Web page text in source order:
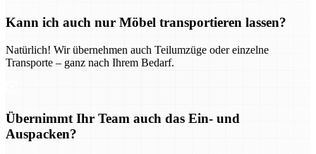
Kann ich auch nur Möbel transportieren lassen?
Natürlich! Wir übernehmen auch Teilumzüge oder einzelne
Transporte – ganz nach Ihrem Bedarf.
Übernimmt Ihr Team auch das Ein- und
Auspacken?